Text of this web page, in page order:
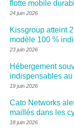
flotte mobile
24 juin 2026
Kissgroup atteint
modèle 100 %
23 juin 2026
Hébergement
indispensables
19 juin 2026
Cato Networks
maillés dans les
18 juin 2026